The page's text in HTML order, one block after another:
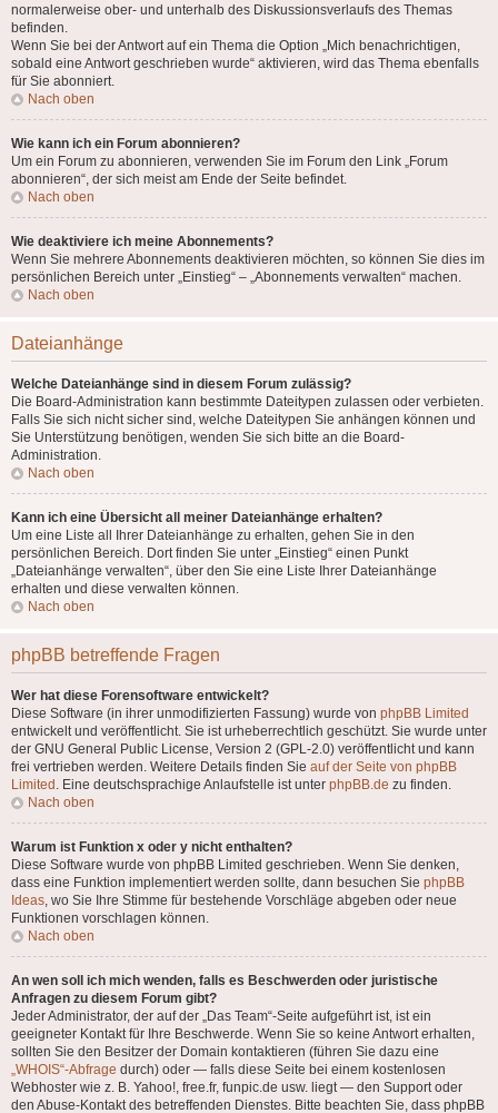
normalerweise ober- und unterhalb des Diskussionsverlaufs des Themas
befinden.
Wenn Sie bei der Antwort auf ein Thema die Option „Mich benachrichtigen,
sobald eine Antwort geschrieben wurde“ aktivieren, wird das Thema ebenfalls
für Sie abonniert.
Nach oben
Wie kann ich ein Forum abonnieren?
Um ein Forum zu abonnieren, verwenden Sie im Forum den Link „Forum
abonnieren“, der sich meist am Ende der Seite befindet.
Nach oben
Wie deaktiviere ich meine Abonnements?
Wenn Sie mehrere Abonnements deaktivieren möchten, so können Sie dies im
persönlichen Bereich unter „Einstieg“ – „Abonnements verwalten“ machen.
Nach oben
Dateianhänge
Welche Dateianhänge sind in diesem Forum zulässig?
Die Board-Administration kann bestimmte Dateitypen zulassen oder verbieten.
Falls Sie sich nicht sicher sind, welche Dateitypen Sie anhängen können und
Sie Unterstützung benötigen, wenden Sie sich bitte an die Board-
Administration.
Nach oben
Kann ich eine Übersicht all meiner Dateianhänge erhalten?
Um eine Liste all Ihrer Dateianhänge zu erhalten, gehen Sie in den
persönlichen Bereich. Dort finden Sie unter „Einstieg“ einen Punkt
„Dateianhänge verwalten“, über den Sie eine Liste Ihrer Dateianhänge
erhalten und diese verwalten können.
Nach oben
phpBB betreffende Fragen
Wer hat diese Forensoftware entwickelt?
Diese Software (in ihrer unmodifizierten Fassung) wurde von phpBB Limited
entwickelt und veröffentlicht. Sie ist urheberrechtlich geschützt. Sie wurde unter
der GNU General Public License, Version 2 (GPL-2.0) veröffentlicht und kann
frei vertrieben werden. Weitere Details finden Sie auf der Seite von phpBB
Limited . Eine deutschsprachige Anlaufstelle ist unter phpBB.de zu finden.
Nach oben
Warum ist Funktion x oder y nicht enthalten?
Diese Software wurde von phpBB Limited geschrieben. Wenn Sie denken,
dass eine Funktion implementiert werden sollte, dann besuchen Sie phpBB
Ideas, wo Sie Ihre Stimme für bestehende Vorschläge abgeben oder neue
Funktionen vorschlagen können.
Nach oben
An wen soll ich mich wenden, falls es Beschwerden oder juristische
Anfragen zu diesem Forum gibt?
Jeder Administrator, der auf der „Das Team“-Seite aufgeführt ist, ist ein
geeigneter Kontakt für Ihre Beschwerde. Wenn Sie so keine Antwort erhalten,
sollten Sie den Besitzer der Domain kontaktieren (führen Sie dazu eine
„WHOIS“-Abfrage durch) oder — falls diese Seite bei einem kostenlosen
Webhoster wie z. B. Yahoo!, free.fr, funpic.de usw. liegt — den Support oder
den Abuse-Kontakt des betreffenden Dienstes. Bitte beachten Sie, dass phpBB